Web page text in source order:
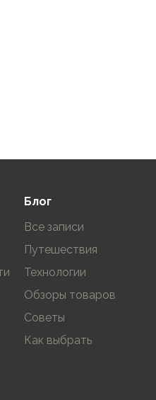
Блог
Все записи
Путешествия
Технологии
Обзоры товаров
Советы
Как выбрать